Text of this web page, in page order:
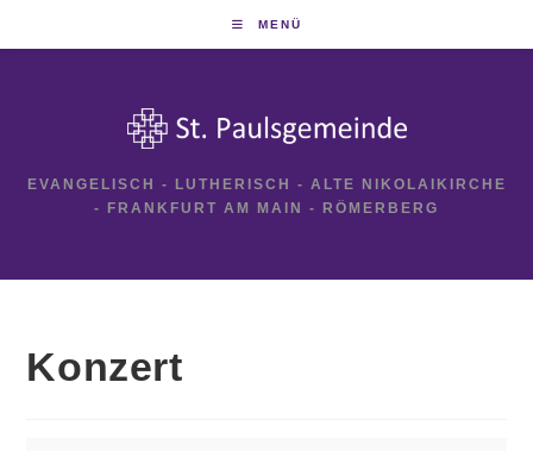
MENÜ
EVANGELISCH - LUTHERISCH - ALTE NIKOLAIKIRCHE
- FRANKFURT AM MAIN - RÖMERBERG
Konzert